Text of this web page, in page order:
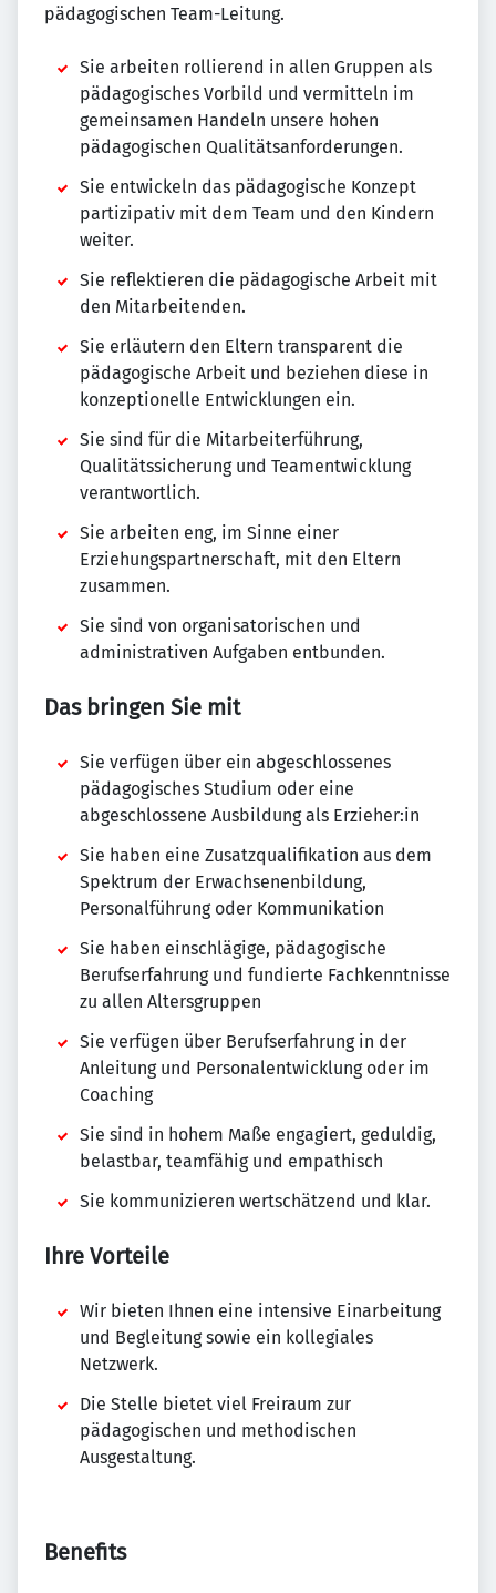
pädagogischen Team-Leitung.
Sie arbeiten rollierend in allen Gruppen als
pädagogisches Vorbild und vermitteln im
gemeinsamen Handeln unsere hohen
pädagogischen Qualitätsanforderungen.
Sie entwickeln das pädagogische Konzept
partizipativ mit dem Team und den Kindern
weiter.
Sie reflektieren die pädagogische Arbeit mit
den Mitarbeitenden.
Sie erläutern den Eltern transparent die
pädagogische Arbeit und beziehen diese in
konzeptionelle Entwicklungen ein.
Sie sind für die Mitarbeiterführung,
Qualitätssicherung und Teamentwicklung
verantwortlich.
Sie arbeiten eng, im Sinne einer
Erziehungspartnerschaft, mit den Eltern
zusammen.
Sie sind von organisatorischen und
administrativen Aufgaben entbunden.
Das bringen Sie mit
Sie verfügen über ein abgeschlossenes
pädagogisches Studium oder eine
abgeschlossene Ausbildung als Erzieher:in
Sie haben eine Zusatzqualifikation aus dem
Spektrum der Erwachsenenbildung,
Personalführung oder Kommunikation
Sie haben einschlägige, pädagogische
Berufserfahrung und fundierte Fachkenntnisse
zu allen Altersgruppen
Sie verfügen über Berufserfahrung in der
Anleitung und Personalentwicklung oder im
Coaching
Sie sind in hohem Maße engagiert, geduldig,
belastbar, teamfähig und empathisch
Sie kommunizieren wertschätzend und klar.
Ihre Vorteile
Wir bieten Ihnen eine intensive Einarbeitung
und Begleitung sowie ein kollegiales
Netzwerk.
Die Stelle bietet viel Freiraum zur
pädagogischen und methodischen
Ausgestaltung.
Benefits